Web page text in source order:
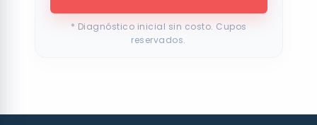
* Diagnóstico inicial sin costo. Cupos
reservados.